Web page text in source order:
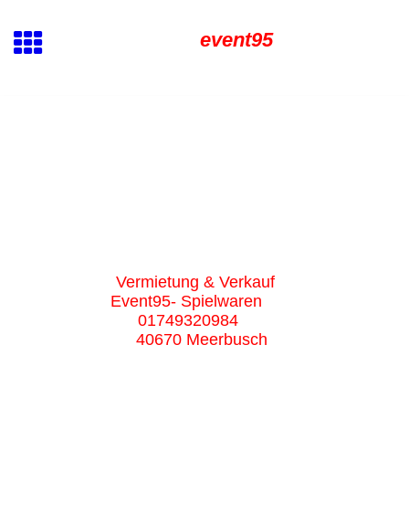
event95
Vermietung & Verkauf
Event95- Spielwaren
01749320984
40670 Meerbusch